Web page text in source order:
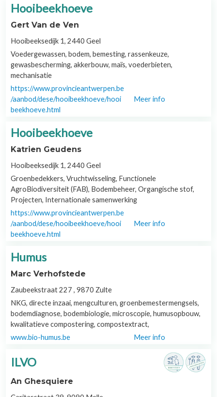
Hooibeekhoeve
Gert Van de Ven
Hooibeeksedijk 1, 2440 Geel
Voedergewassen, bodem, bemesting, rassenkeuze,
gewasbescherming, akkerbouw, maïs, voederbieten,
mechanisatie
https://www.provincieantwerpen.be
/aanbod/dese/hooibeekhoeve/hooi
beekhoeve.html
Meer info
Hooibeekhoeve
Katrien Geudens
Hooibeeksedijk 1, 2440 Geel
Groenbedekkers, Vruchtwisseling, Functionele
AgroBiodiversiteit (FAB), Bodembeheer, Organgische stof,
Projecten, Internationale samenwerking
https://www.provincieantwerpen.be
/aanbod/dese/hooibeekhoeve/hooi
beekhoeve.html
Meer info
Humus
Marc Verhofstede
Zaubeekstraat 227 , 9870 Zulte
NKG, directe inzaai, mengculturen, groenbemestermengsels,
bodemdiagnose, bodembiologie, microscopie, humusopbouw,
kwalitatieve compostering, compostextract,
www.bio-humus.be
Meer info
ILVO
An Ghesquiere